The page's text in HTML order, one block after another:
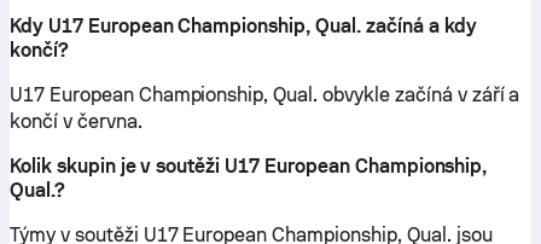
Kdy U17 European Championship, Qual. začíná a kdy
končí?
U17 European Championship, Qual. obvykle začíná v září a
končí v června.
Kolik skupin je v soutěži U17 European Championship,
Qual.?
Týmy v soutěži U17 European Championship, Qual. jsou